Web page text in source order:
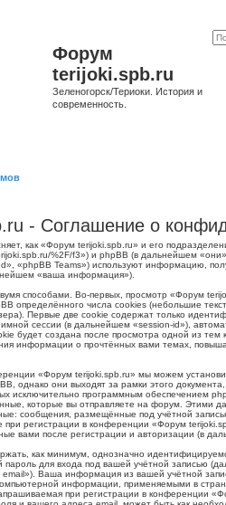
Форум
terijoki.spb.ru
Зеленогорск/Териоки. История и
современность.
- Соглашение о
как «Форум terijoki.spb.ru» и его
%2F/f3») и phpBB (в дальнейшем
«phpBB Teams») используют информацию,
«ваша информация»).
способами. Во-первых, просмотр «Форум
определённого числа cookies (небольшие
Первые две cookie содержат только
сессии (в дальнейшем «session-id»),
будет создана после просмотра одной из
информации о прочтённых вами темах,
«Форум terijoki.spb.ru» мы можем
однако они выходят за рамки этого документа,
исключительно программным обеспечением
которые вы отправляете на форум. Этими
сообщения, размещённые под учётной
регистрации в конференции «Форум
вами после регистрации и авторизации (в
как минимум, однозначно
пароль для входа под вашей учётной записью
Ваша информация из вашей учётной
информации, применяемыми в
при регистрации в конференции